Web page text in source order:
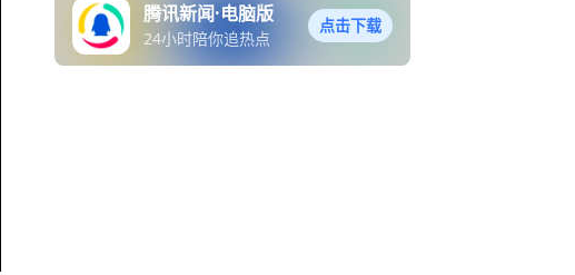
腾讯新闻·电脑版
24小时陪你追热点
点击下载